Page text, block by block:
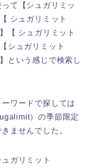
て【シュガリミッ
シュガリミット
【 シュガリミット
シュガリミット
という感じで検索し
ワードで探しては
）の季節限定
ませんでした。
ガリミット